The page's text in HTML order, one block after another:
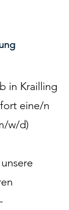
in Krailling
eine/n
w/d)